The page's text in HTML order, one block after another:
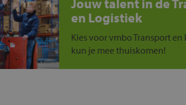
Jouw talent in de
en Logistiek
Kies voor vmbo Transport
kun je mee thuiskomen!